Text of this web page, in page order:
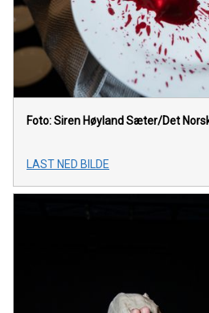
Foto: Siren Høyland Sæter/Det
LAST NED BILDE